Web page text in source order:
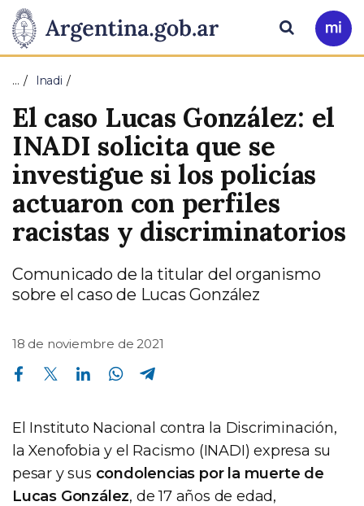
Presidencia
de
la
Nación
Pasar al contenido principal
Ir
a
Buscar
… Inadi
El caso Lucas González: el
INADI solicita que se
investigue si los policías
actuaron con perfiles
racistas y discriminatorios
Comunicado de la titular del organismo
sobre el caso de Lucas González
18 de noviembre de 2021
Compartir en Facebook Compartir en Twitter Compartir en Linkedin Compartir en Whatsapp
El Instituto Nacional contra la Discriminación,
la Xenofobia y el Racismo (INADI) expresa su
pesar y sus condolencias por la muerte de
Lucas González, de 17 años de edad,